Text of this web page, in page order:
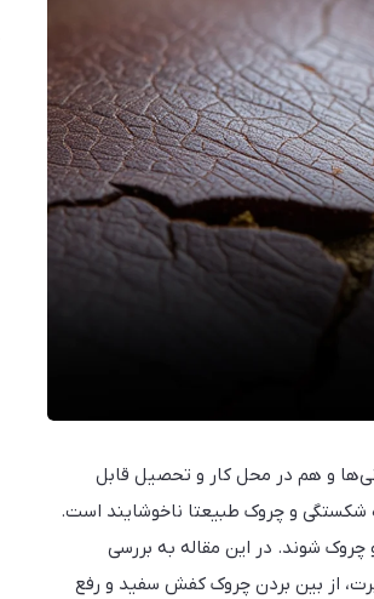
و هم در محل کار و تحصیل قابل
و چروک طبیعتا ناخوشایند است.
شوند. در این مقاله به بررسی
از بین بردن چروک کفش سفید و رفع